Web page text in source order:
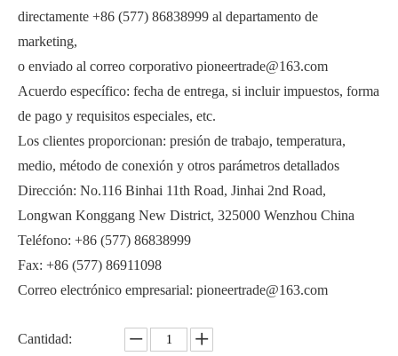
Válvula de bola con brida eléctrica con almohadilla de montaje directo PQ941F Válvula de bola con brida neumática Q641F
directamente +86 (577) 86838999 al departamento de
marketing,
o enviado al correo corporativo pioneertrade@163.com
Acuerdo específico: fecha de entrega, si incluir impuestos, forma
de pago y requisitos especiales, etc.
Los clientes proporcionan: presión de trabajo, temperatura,
medio, método de conexión y otros parámetros detallados
Dirección: No.116 Binhai 11th Road, Jinhai 2nd Road,
Longwan Konggang New District, 325000 Wenzhou China
Teléfono: +86 (577) 86838999
Fax: +86 (577) 86911098
Correo electrónico empresarial: pioneertrade@163.com
Cantidad: